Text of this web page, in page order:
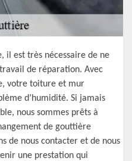
il est très nécessaire de ne
de réparation. Avec
votre toiture et mur
d’humidité. Si jamais
nous sommes prêts à
de gouttière
de nous contacter et de nous
une prestation qui